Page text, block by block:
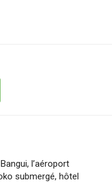
l’aéroport
submergé, hôtel